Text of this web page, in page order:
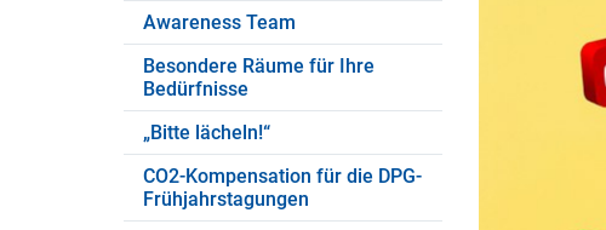
Awareness Team
Besondere Räume für Ihre
Bedürfnisse
„Bitte lächeln!“
CO2-Kompensation für die DPG-
Frühjahrstagungen